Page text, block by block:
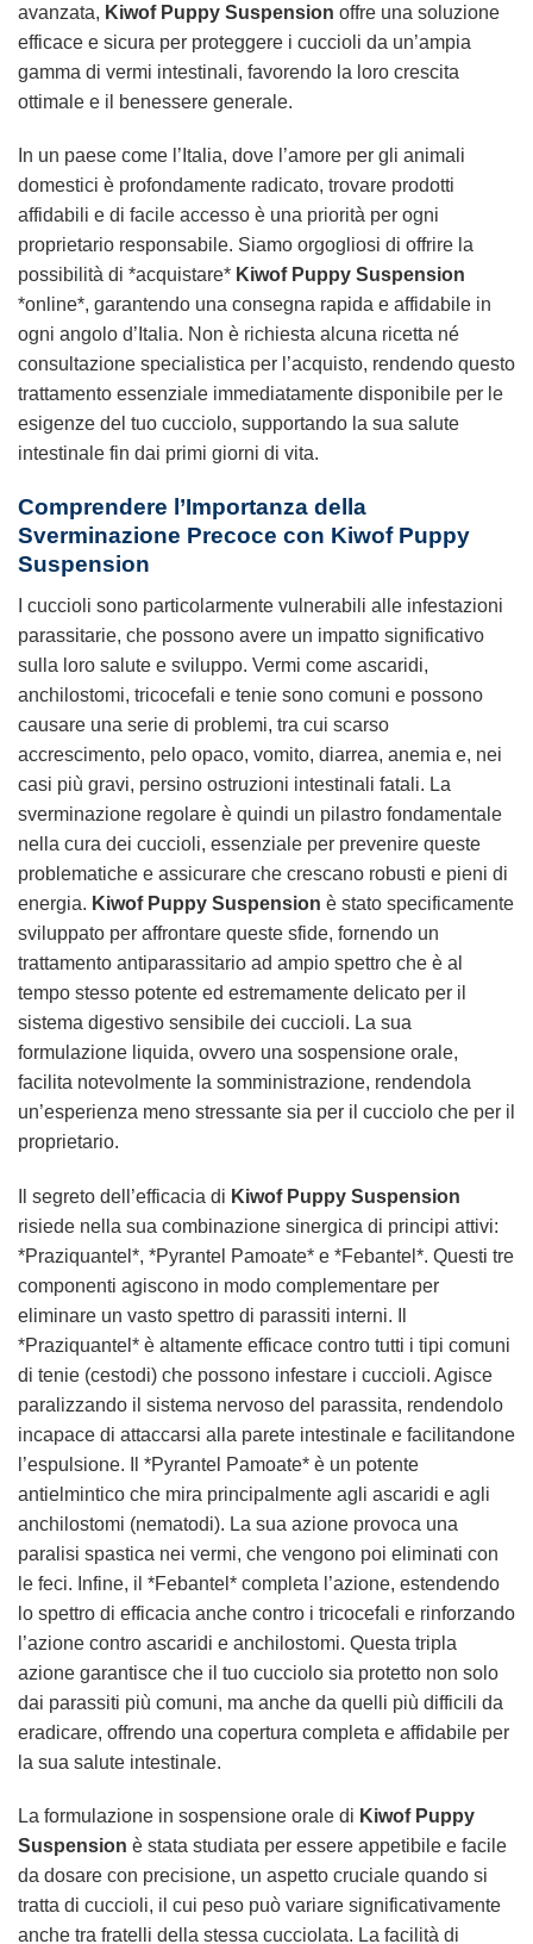
avanzata, Kiwof Puppy Suspension offre una soluzione
efficace e sicura per proteggere i cuccioli da un’ampia
gamma di vermi intestinali, favorendo la loro crescita
ottimale e il benessere generale.
In un paese come l’Italia, dove l’amore per gli animali
domestici è profondamente radicato, trovare prodotti
affidabili e di facile accesso è una priorità per ogni
proprietario responsabile. Siamo orgogliosi di offrire la
possibilità di *acquistare* Kiwof Puppy Suspension
*online*, garantendo una consegna rapida e affidabile in
ogni angolo d’Italia. Non è richiesta alcuna ricetta né
consultazione specialistica per l’acquisto, rendendo questo
trattamento essenziale immediatamente disponibile per le
esigenze del tuo cucciolo, supportando la sua salute
intestinale fin dai primi giorni di vita.
Comprendere l’Importanza della
Sverminazione Precoce con Kiwof Puppy
Suspension
I cuccioli sono particolarmente vulnerabili alle infestazioni
parassitarie, che possono avere un impatto significativo
sulla loro salute e sviluppo. Vermi come ascaridi,
anchilostomi, tricocefali e tenie sono comuni e possono
causare una serie di problemi, tra cui scarso
accrescimento, pelo opaco, vomito, diarrea, anemia e, nei
casi più gravi, persino ostruzioni intestinali fatali. La
sverminazione regolare è quindi un pilastro fondamentale
nella cura dei cuccioli, essenziale per prevenire queste
problematiche e assicurare che crescano robusti e pieni di
energia. Kiwof Puppy Suspension è stato specificamente
sviluppato per affrontare queste sfide, fornendo un
trattamento antiparassitario ad ampio spettro che è al
tempo stesso potente ed estremamente delicato per il
sistema digestivo sensibile dei cuccioli. La sua
formulazione liquida, ovvero una sospensione orale,
facilita notevolmente la somministrazione, rendendola
un’esperienza meno stressante sia per il cucciolo che per il
proprietario.
Il segreto dell’efficacia di Kiwof Puppy Suspension
risiede nella sua combinazione sinergica di principi attivi:
*Praziquantel*, *Pyrantel Pamoate* e *Febantel*. Questi tre
componenti agiscono in modo complementare per
eliminare un vasto spettro di parassiti interni. Il
*Praziquantel* è altamente efficace contro tutti i tipi comuni
di tenie (cestodi) che possono infestare i cuccioli. Agisce
paralizzando il sistema nervoso del parassita, rendendolo
incapace di attaccarsi alla parete intestinale e facilitandone
l’espulsione. Il *Pyrantel Pamoate* è un potente
antielmintico che mira principalmente agli ascaridi e agli
anchilostomi (nematodi). La sua azione provoca una
paralisi spastica nei vermi, che vengono poi eliminati con
le feci. Infine, il *Febantel* completa l’azione, estendendo
lo spettro di efficacia anche contro i tricocefali e rinforzando
l’azione contro ascaridi e anchilostomi. Questa tripla
azione garantisce che il tuo cucciolo sia protetto non solo
dai parassiti più comuni, ma anche da quelli più difficili da
eradicare, offrendo una copertura completa e affidabile per
la sua salute intestinale.
La formulazione in sospensione orale di Kiwof Puppy
Suspension è stata studiata per essere appetibile e facile
da dosare con precisione, un aspetto cruciale quando si
tratta di cuccioli, il cui peso può variare significativamente
anche tra fratelli della stessa cucciolata. La facilità di